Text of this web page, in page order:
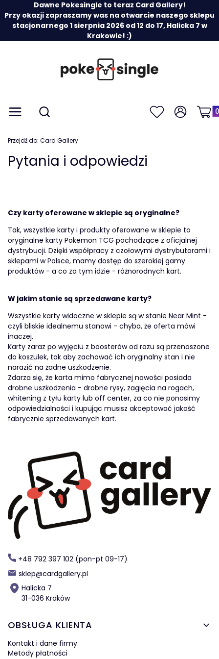
Dawne Pokesingle to teraz Card Gallery!
Przy okazji zapraszamy was na otwarcie naszego sklepu
stacjonarnego 1 sierpnia 2026 od 12 do 17, Halicka 7 w
Krakowie! :)
Menu Otwórz wyszukiwarkę
Szukaj UlubioneZaloguj się
Przejdź do: Card Gallery
Pytania i odpowiedzi
Czy karty oferowane w sklepie są oryginalne?
Tak, wszystkie karty i produkty oferowane w sklepie to
oryginalne karty Pokemon TCG pochodzące z oficjalnej
dystrybucji. Dzięki współpracy z czołowymi dystrybutorami i
sklepami w Polsce, mamy dostęp do szerokiej gamy
produktów - a co za tym idzie - różnorodnych kart.
W jakim stanie są sprzedawane karty?
Wszystkie karty widoczne w sklepie są w stanie Near Mint -
czyli bliskie idealnemu stanowi - chyba, że oferta mówi
inaczej.
Karty zaraz po wyjęciu z boosterów od razu są przenoszone
do koszulek, tak aby zachować ich oryginalny stan i nie
narazić na żadne uszkodzenie.
Zdarza się, że karta mimo fabrycznej nowości posiada
drobne uszkodzenia - drobne rysy, zagięcia na rogach,
whitening z tyłu karty lub off center, za co nie ponosimy
odpowiedzialności i kupując musisz akceptować jakość
fabrycznie sprzedawanych kart.
+48 792 397 102 (pon-pt 09-17)
sklep@cardgallery.pl
Halicka 7
31-036 Kraków
Linki w stopce
OBSŁUGA KLIENTA
Kontakt i dane firmy
Metody płatności